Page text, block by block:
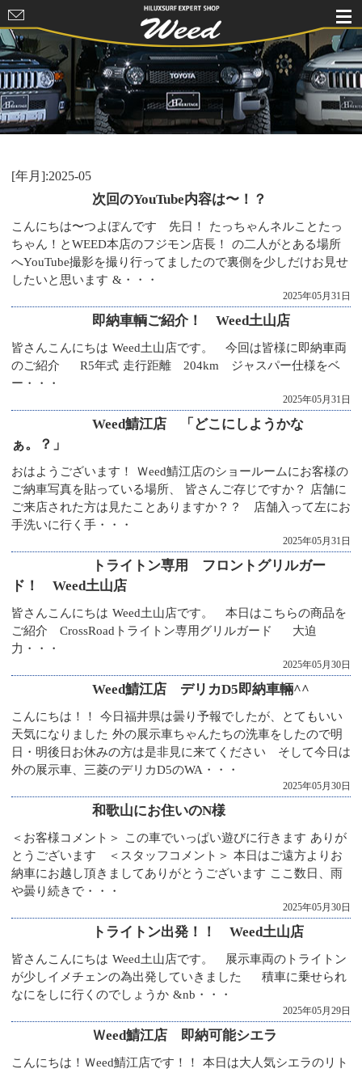
HILUXSURF
EXPERT
SHOP Weed
[年月]:2025-05
次回のYouTube内容は〜！？
こんにちは〜つよぽんです 先日！ たっちゃんネルことたっ
ちゃん！とWEED本店のフジモン店長！ の二人がとある場所
へYouTube撮影を撮り行ってましたので裏側を少しだけお見せ
したいと思います &・・・
2025年05月31日
即納車輌ご紹介！ Weed土山店
皆さんこんにちは Weed土山店です。 今回は皆様に即納車両
のご紹介 R5年式 走行距離 204km ジャスパー仕様をベ
ー・・・
2025年05月31日
Weed鯖江店 「どこにしようかな
ぁ。？」
おはようございます！ Ｗeed鯖江店のショールームにお客様の
ご納車写真を貼っている場所、 皆さんご存じですか？ 店舗に
ご来店された方は見たことありますか？？ 店舗入って左にお
手洗いに行く手・・・
2025年05月31日
トライトン専用 フロントグリルガー
ド！ Weed土山店
皆さんこんにちは Weed土山店です。 本日はこちらの商品を
ご紹介 CrossRoadトライトン専用グリルガード 大迫
力・・・
2025年05月30日
Weed鯖江店 デリカD5即納車輛^^
こんにちは！！ 今日福井県は曇り予報でしたが、とてもいい
天気になりました 外の展示車ちゃんたちの洗車をしたので明
日・明後日お休みの方は是非見に来てください そして今日は
外の展示車、三菱のデリカD5のWA・・・
2025年05月30日
和歌山にお住いのN様
＜お客様コメント＞ この車でいっぱい遊びに行きます ありが
とうございます ＜スタッフコメント＞ 本日はご遠方よりお
納車にお越し頂きましてありがとうございます ここ数日、雨
や曇り続きで・・・
2025年05月30日
トライトン出発！！ Weed土山店
皆さんこんにちは Weed土山店です。 展示車両のトライトン
が少しイメチェンの為出発していきました 積車に乗せられ
なにをしに行くのでしょうか &nb・・・
2025年05月29日
Ｗeed鯖江店 即納可能シエラ
こんにちは！Ｗeed鯖江店です！！ 本日は大人気シエラのリト